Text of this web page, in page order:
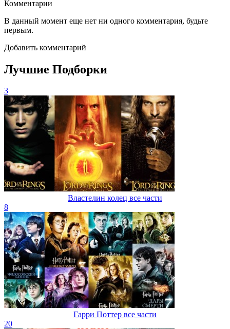
Комментарии
В данный момент еще нет ни одного комментария, будьте
первым.
Добавить комментарий
Лучшие Подборки
3
Властелин колец все части
8
Гарри Поттер все части
20